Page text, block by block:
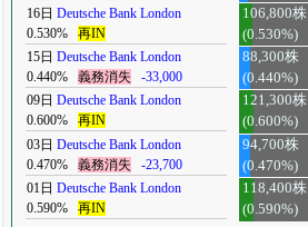
16日 Deutsche Bank London
0.530%
再IN
106,800株
(0.530%)
15日 Deutsche Bank London
0.440%
義務消失 -33,000
88,300株
(0.440%)
09日 Deutsche Bank London
0.600%
再IN
121,300株
(0.600%)
03日 Deutsche Bank London
0.470%
義務消失 -23,700
94,700株
(0.470%)
01日 Deutsche Bank London
0.590%
再IN
118,400株
(0.590%)